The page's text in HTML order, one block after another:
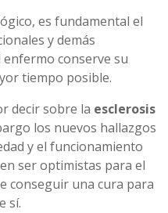
es fundamental el
y demás
conserve su
tiempo posible.
decir sobre la esclerosis
los nuevos hallazgos
y el funcionamiento
ser optimistas para el
conseguir una cura para
sí.